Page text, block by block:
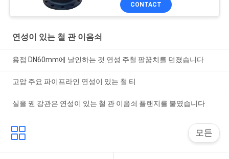
CONTACT
연성이 있는 철 관 이음쇠
용접 DN60mm에 날인하는 것 연성 주철 팔꿈치를 던졌습니다
고압 주요 파이프라인 연성이 있는 철 티
실을 꿴 강관은 연성이 있는 철 관 이음쇠 플랜지를 붙였습니다
모든